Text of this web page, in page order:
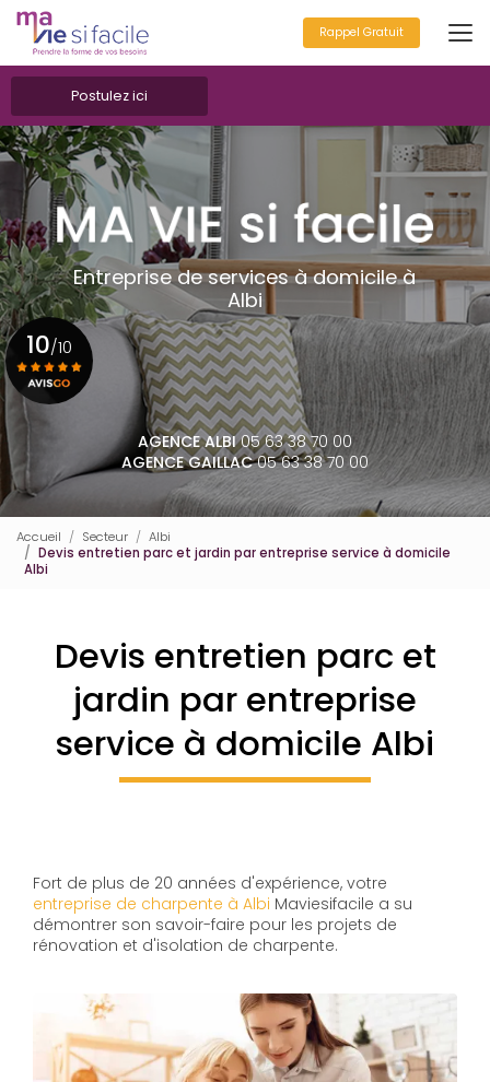
Aller
au
contenu
principal
Postulez ici
Rappel Gratuit
Entreprise de services à domicile à
Albi
AGENCE ALBI05 63 38 70 00
AGENCE GAILLAC05 63 38 70 00
10/10
Voir le certificat
Accueil Secteur
Albi
Devis entretien parc et jardin par entreprise service à domicile
Albi
Devis entretien parc et
jardin par entreprise
service à domicile Albi
Fort de plus de 20 années d'expérience, votre
entreprise de charpente à Albi Maviesifacile a su
démontrer son savoir-faire pour les projets de
rénovation et d'isolation de charpente.